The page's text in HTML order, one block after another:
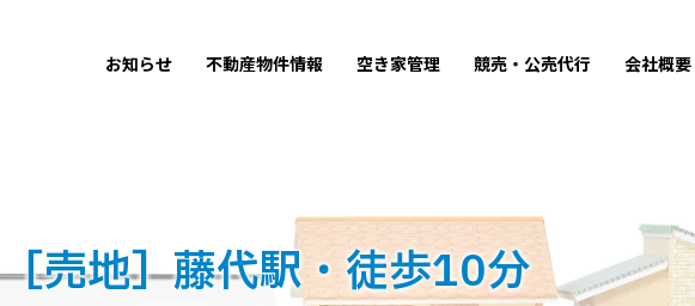
お知らせ 不動産物件情報 空き家管理 競売・公売代行 会社概要
［売地］藤代駅・徒歩10分